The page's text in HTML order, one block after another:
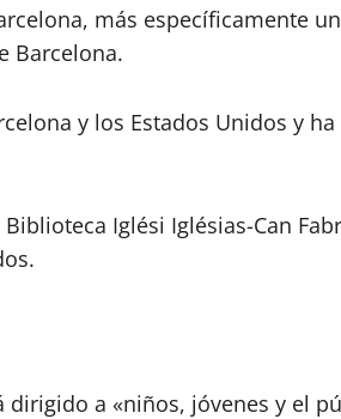
​​más específicamente
Barcelona.
y los Estados Unidos y
Iglési Iglésias-Can
a «niños, jóvenes y el